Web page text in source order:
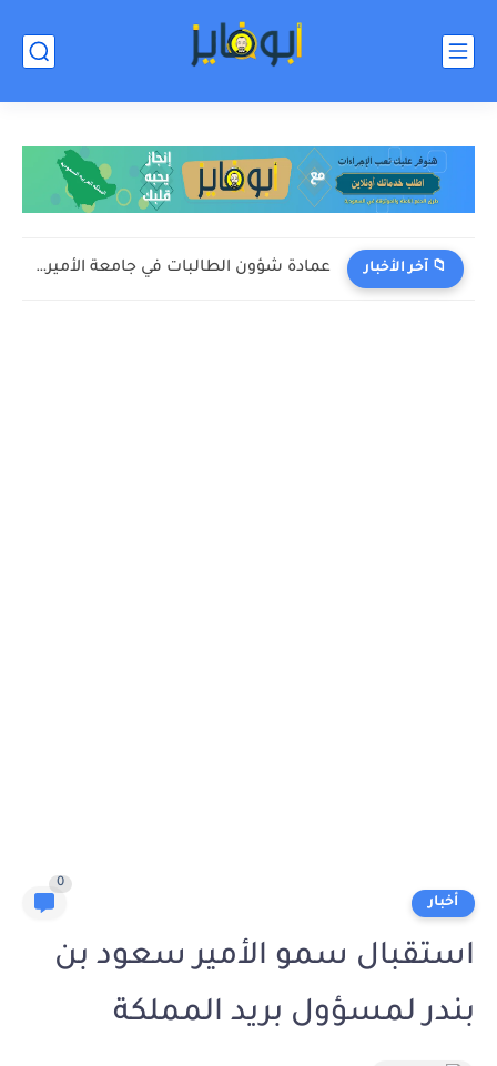
📁 آخر الأخبار عمادة شؤون الطالبات في جامعة الأميرة نورة تنظم فعالية "داون...
أخبار
0
استقبال سمو الأمير سعود بن
بندر لمسؤول بريد المملكة